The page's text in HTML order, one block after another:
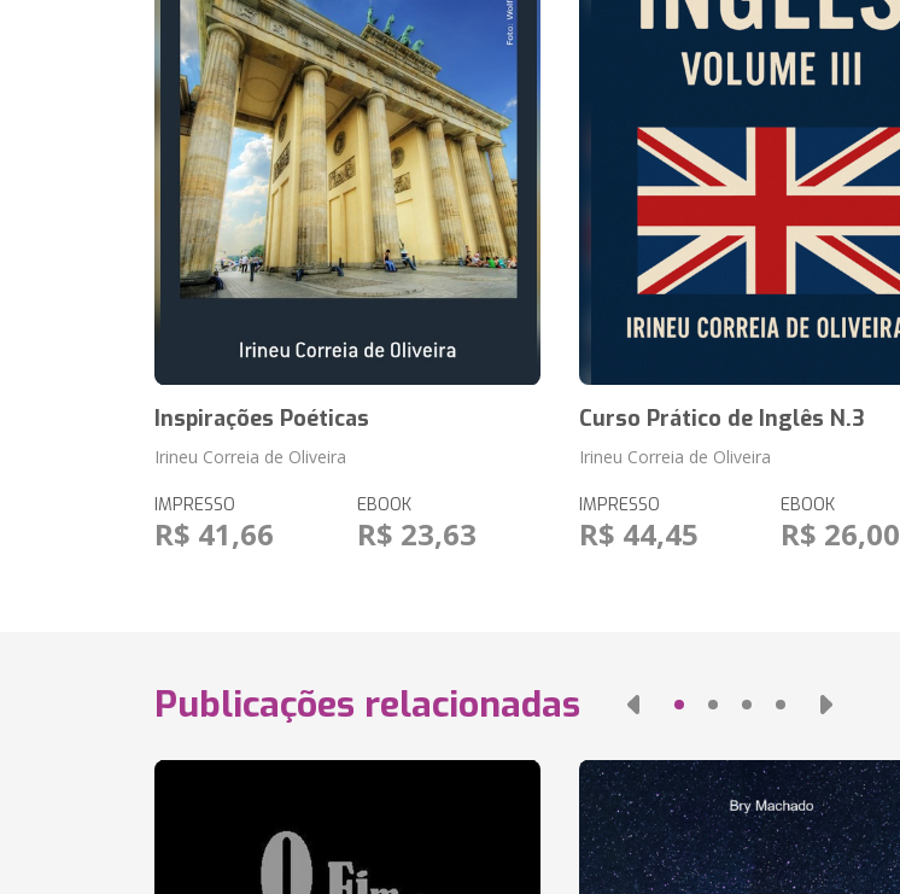
Inspirações Poéticas
Irineu Correia de Oliveira
IMPRESSO
R$ 41,66
EBOOK
R$ 23,63
Curso Prático de Inglês N.3
Irineu Correia de Oliveira
IMPRESSO
R$ 44,45
EBOOK
R$ 26,00
Publicações relacionadas